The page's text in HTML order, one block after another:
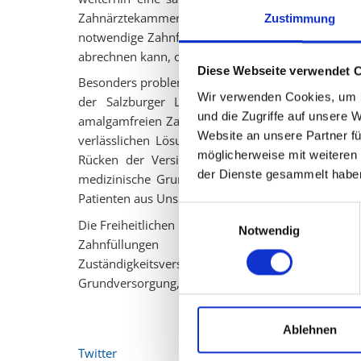
Zustimmung
Diese Webseite verwendet
Wir verwenden Cookies,
und die Zugriffe auf unsere
Website an unsere Partner
möglicherweise mit
der Dienste gesammelt
Notwendig
Ablehnen
Zahnärztekammer fehlt. „Für die Patienten
notwendige Zahnfüllung braucht, muss oft erst
abrechnen kann, ob privat vorfinanziert werden
Besonders problematisch ist, dass das Thema
der Salzburger Landtag auf freiheitliche
amalgamfreien Zahnfüllungen als
verlässlichen Lösung haben wir
Rücken der Versicherten ausgetragen wird“,
medizinische Grundversorgung. Gerade in
Patienten aus Unsicherheit oder Kostengründen
Die Freiheitlichen fordern daher eine klare,
Zahnfüllungen als Kassenleistung.
Zuständigkeitsverschiebungen und kein
Grundversorgung, auf die sie sich im Ernstfall
Twitter